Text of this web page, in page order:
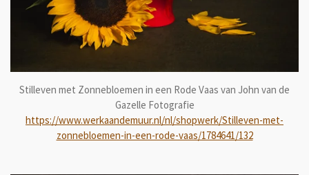
Stilleven met Zonnebloemen in een Rode Vaas van John van de
Gazelle Fotografie
https://www.werkaandemuur.nl/nl/shopwerk/Stilleven-met-
zonnebloemen-in-een-rode-vaas/1784641/132